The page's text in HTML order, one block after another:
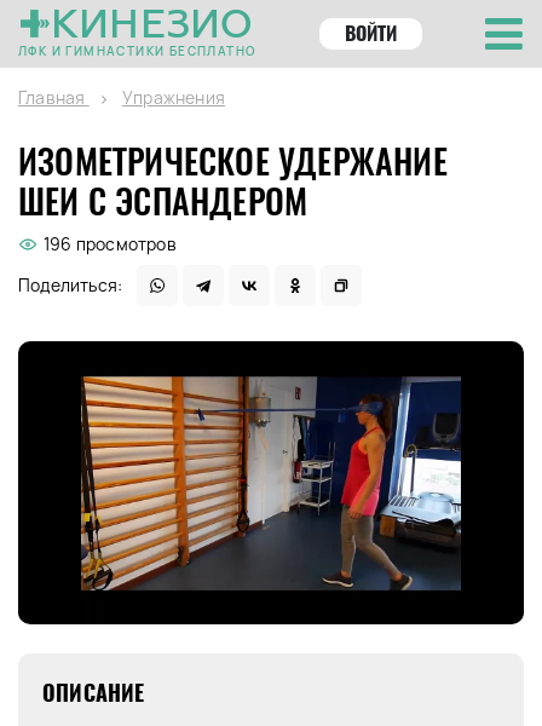
КИНЕЗИО
ЛФК И ГИМНАСТИКИ БЕСПЛАТНО
ВОЙТИ
Главная Упражнения
ИЗОМЕТРИЧЕСКОЕ УДЕРЖАНИЕ
ШЕИ С ЭСПАНДЕРОМ
196 просмотров
Поделиться:
ОПИСАНИЕ